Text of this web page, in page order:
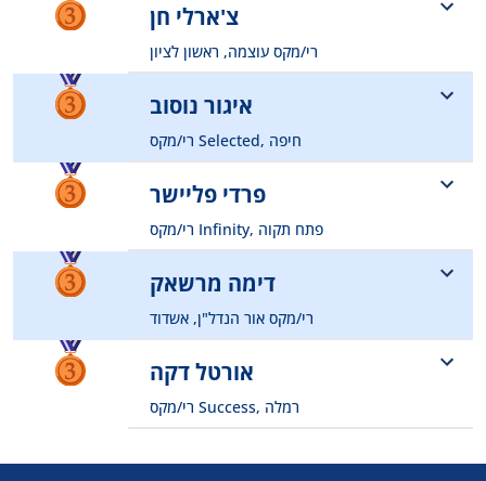
0502003783
assafazulay66@gmail.com
צ'ארלי חן
רי/מקס עוצמה, ראשון לציון
0526868420
charlienadlan@gmail.com
איגור נוסוב
רי/מקס Selected, חיפה
0546844082
nosovigor66@gmail.com
פרדי פליישר
רי/מקס Infinity, פתח תקוה
052-6871862
fredi.flysher.eng@gmail.com
דימה מרשאק
רי/מקס אור הנדל"ן, אשדוד
0529454075
myd.dima2023@gmail.com
אורטל דקה
רי/מקס Success, רמלה